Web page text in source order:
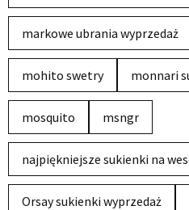
markowe ubrania wyprzedaż
mohito swetry monnari
mosquito msngr
najpiękniejsze sukienki na
Orsay sukienki wyprzedaż